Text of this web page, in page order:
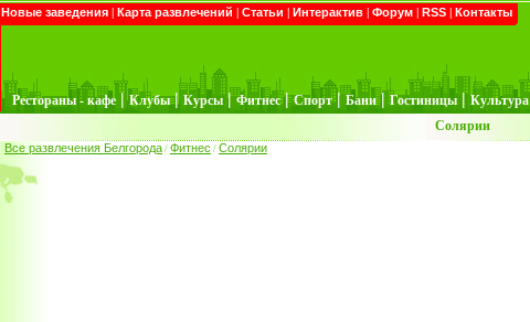
Новые заведения | Карта развлечений | Статьи | Интерактив | Форум | RSS | Контакты
Рестораны - кафе | Клубы | Курсы | Фитнес | Спорт | Бани | Гостиницы | Культура
Солярии
Все развлечения Белгорода / Фитнес / Солярии